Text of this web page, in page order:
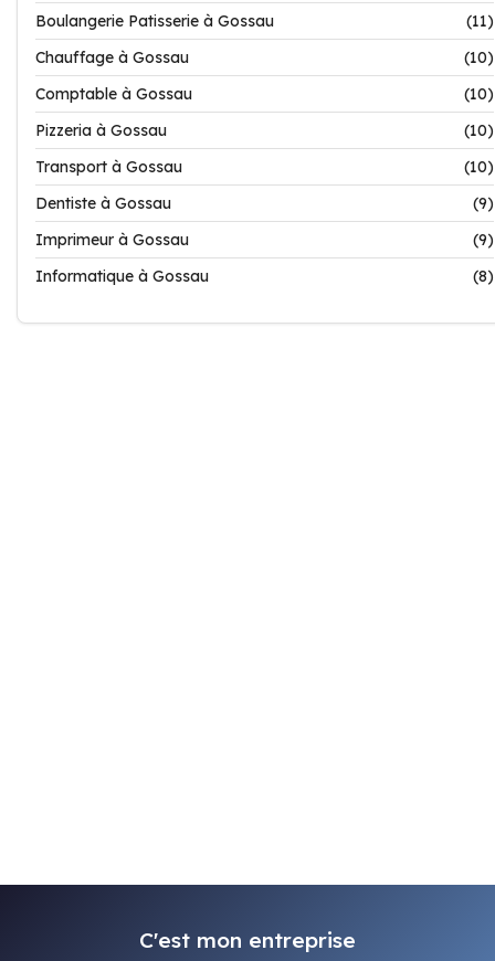
Boulangerie Patisserie à Gossau
(11)
Chauffage à Gossau
(10)
Comptable à Gossau
(10)
Pizzeria à Gossau
(10)
Transport à Gossau
(10)
Dentiste à Gossau
(9)
Imprimeur à Gossau
(9)
Informatique à Gossau
(8)
C'est mon entreprise